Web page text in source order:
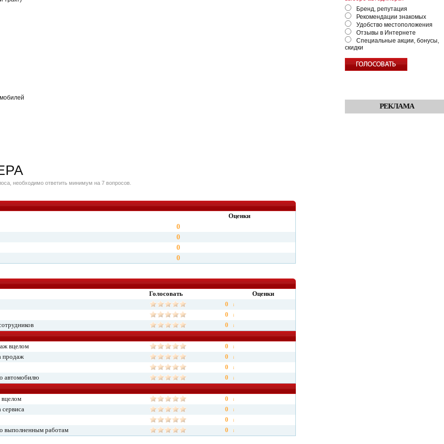
Бренд, репутация
Рекомендации знакомых
Удобство местоположения
Отзывы в Интернете
Специальные акции, бонусы,
скидки
РЕКЛАМА
необходимо ответить минимум на 7 вопросов.
Оценки
0
0
0
0
Голосовать
Оценки
0
0
0
вцелом
0
продаж
0
0
автомобилю
0
вцелом
0
0
0
выполненным работам
0